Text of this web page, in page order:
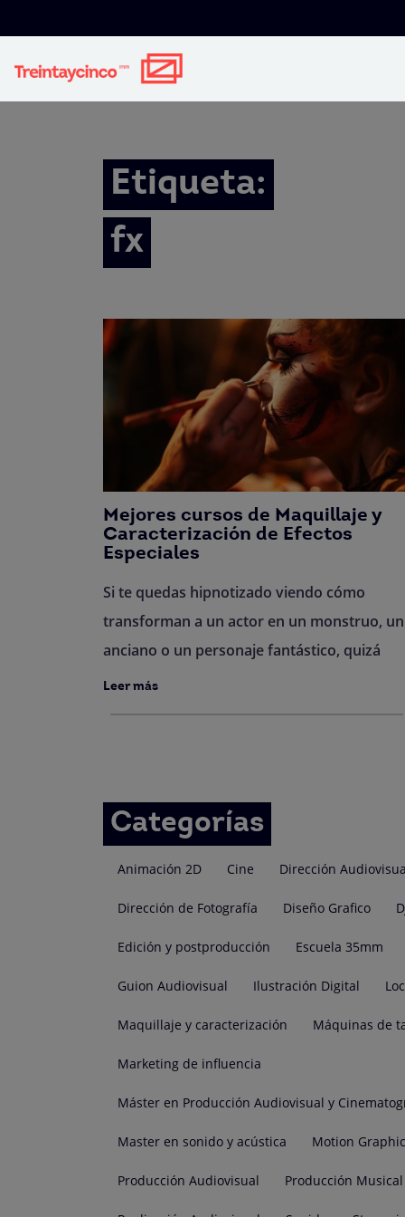
Etiqueta:
fx
Mejores cursos de Maquillaje y
Caracterización de Efectos
Especiales
Si te quedas hipnotizado viendo cómo
transforman a un actor en un monstruo, un
anciano o un personaje fantástico, quizá
Leer más
Categorías
Animación 2D Cine Dirección
Dirección de Fotografía Diseño Grafico
Edición y postproducción Escuela 35mm
Guion Audiovisual Ilustración Digital
Maquillaje y caracterización Máquinas de
Marketing de influencia
Máster en Producción Audiovisual y
Master en sonido y acústica Motion
Producción Audiovisual Producción Musical